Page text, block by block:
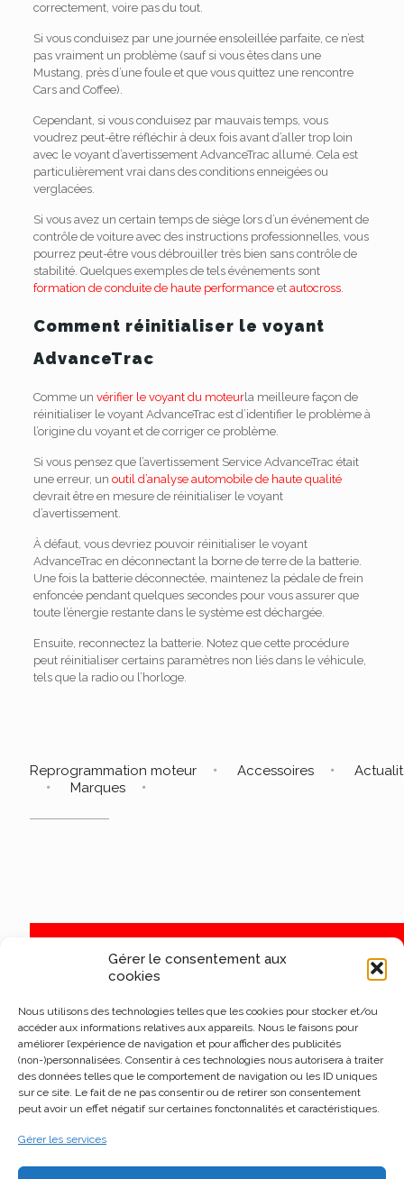
Gérer le consentement aux
cookies
Nous utilisons des technologies telles que les cookies pour stocker et/ou
accéder aux informations relatives aux appareils. Nous le faisons pour
améliorer l’expérience de navigation et pour afficher des publicités
(non-)personnalisées. Consentir à ces technologies nous autorisera à traiter
des données telles que le comportement de navigation ou les ID uniques
sur ce site. Le fait de ne pas consentir ou de retirer son consentement
peut avoir un effet négatif sur certaines fonctonnalités et caractéristiques.
Gérer les services
correctement, voire pas du tout.
Si vous conduisez par une journée ensoleillée parfaite, ce n’est
pas vraiment un problème (sauf si vous êtes dans une
Mustang, près d’une foule et que vous quittez une rencontre
Cars and Coffee).
Cependant, si vous conduisez par mauvais temps, vous
voudrez peut-être réfléchir à deux fois avant d’aller trop loin
avec le voyant d’avertissement AdvanceTrac allumé. Cela est
particulièrement vrai dans des conditions enneigées ou
verglacées.
Si vous avez un certain temps de siège lors d’un événement de
contrôle de voiture avec des instructions professionnelles, vous
pourrez peut-être vous débrouiller très bien sans contrôle de
stabilité. Quelques exemples de tels événements sont
formation de conduite de haute performanceet autocross.
Comment réinitialiser le voyant
AdvanceTrac
Comme un vérifier le voyant du moteurla meilleure façon de
réinitialiser le voyant AdvanceTrac est d’identifier le problème à
l’origine du voyant et de corriger ce problème.
Si vous pensez que l’avertissement Service AdvanceTrac était
une erreur, un outil d’analyse automobile de haute qualité
devrait être en mesure de réinitialiser le voyant
d’avertissement.
À défaut, vous devriez pouvoir réinitialiser le voyant
AdvanceTrac en déconnectant la borne de terre de la batterie.
Une fois la batterie déconnectée, maintenez la pédale de frein
enfoncée pendant quelques secondes pour vous assurer que
toute l’énergie restante dans le système est déchargée.
Ensuite, reconnectez la batterie. Notez que cette procédure
peut réinitialiser certains paramètres non liés dans le véhicule,
tels que la radio ou l’horloge.
Reprogrammation moteur Accessoires
Marques